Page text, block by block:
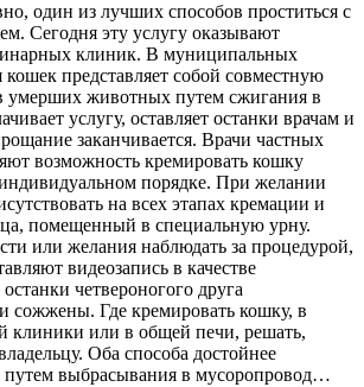
один из лучших способов проститься с
Сегодня эту услугу оказывают
клиник. В муниципальных
представляет собой совместную
умерших животных путем сжигания в
услугу, оставляет останки врачам и
заканчивается. Врачи частных
возможность кремировать кошку
порядке. При желании
на всех этапах кремации и
помещенный в специальную урну.
или желания наблюдать за процедурой,
видеозапись в качестве
останки четвероногого друга
сожжены. Где кремировать кошку, в
клиники или в общей печи, решать,
Оба способа достойнее
путем выбрасывания в мусоропровод…